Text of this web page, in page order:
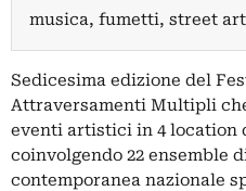
musica, fumetti, street
Sedicesima edizione del
Attraversamenti Multipli
eventi artistici in 4 location
coinvolgendo 22 ensemble
contemporanea nazionale